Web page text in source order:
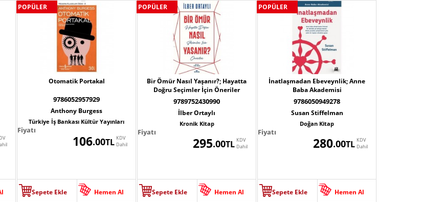
POPÜLER
Otomatik Portakal
9786052957929
Anthony Burgess
Türkiye İş Bankası Kültür Yayınları
Fiyatı
KDV
Dahil
TL
.00
106
Hemen Al
Sepete Ekle
POPÜLER
Bir Ömür Nasıl Yaşanır?; Hayatta
Doğru Seçimler İçin Öneriler
9789752430990
İlber Ortaylı
Kronik Kitap
Fiyatı
KDV
Dahil
TL
.00
295
Hemen Al
Sepete Ekle
POPÜLER
İnatlaşmadan Ebeveynlik; Anne
Baba Akademisi
9786050949278
Susan Stiffelman
Doğan Kitap
Fiyatı
KDV
Dahil
TL
.00
280
Hemen Al
Sepete Ekle